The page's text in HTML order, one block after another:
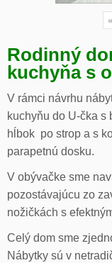
«
Rodinný
kuchyňa s
V rámci návrhu
kuchyňu do U-čka s
hĺbok po strop a s
parapetnú dosku.
V obývačke sme
pozostávajúcu zo
nožičkách s
Celý dom sme
Nábytky sú v